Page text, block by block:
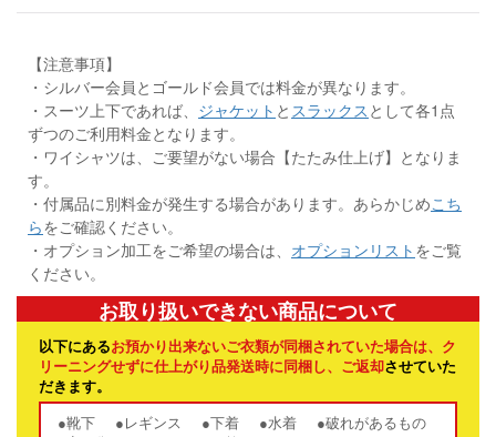
【注意事項】
・シルバー会員とゴールド会員では料金が異なります。
・スーツ上下であれば、 ジャケット と スラックス として各1点
ずつのご利用料金となります。
・ワイシャツは、ご要望がない場合【たたみ仕上げ】となりま
す。
・付属品に別料金が発生する場合があります。あらかじめこち
らをご確認ください。
・オプション加工をご希望の場合は、 オプションリスト をご覧
ください。
お取り扱いできない商品について
以下にあるお預かり出来ないご衣類が同梱されていた場合は、ク
リーニングせずに仕上がり品発送時に同梱し、ご返却させていた
だきます。
●靴下
●レギンス ●下着 ●水着
●破れがあるもの